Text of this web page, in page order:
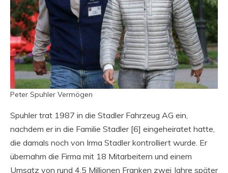
Peter Spuhler Vermögen
Spuhler trat 1987 in die Stadler Fahrzeug AG ein,
nachdem er in die Familie Stadler [6] eingeheiratet hatte,
die damals noch von Irma Stadler kontrolliert wurde. Er
übernahm die Firma mit 18 Mitarbeitern und einem
Umsatz von rund 4,5 Millionen Franken zwei Jahre später